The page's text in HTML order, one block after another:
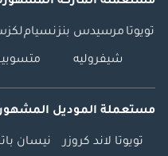
تويوتا مرسيدس بنزنسيام
شيفروليه
مستعملة الموديل
تويوتا لاند كروزر نيسان